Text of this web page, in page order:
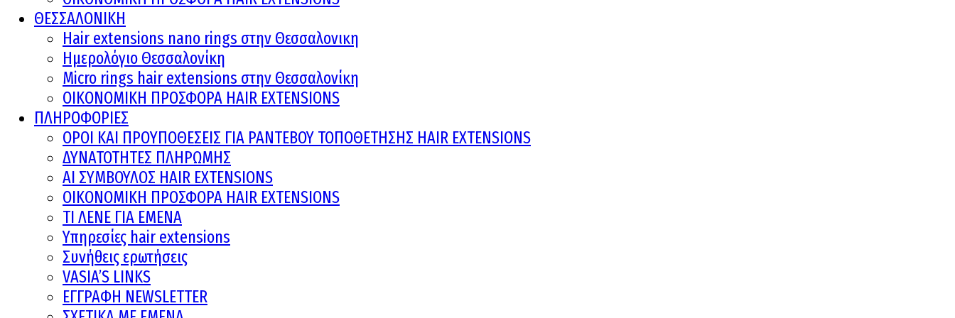
ΘΕΣΣΑΛΟΝΙΚΗ
Hair extensions nano rings στην Θεσσαλονικη
Ημερολόγιο Θεσσαλονίκη
Micro rings hair extensions στην Θεσσαλονίκη
ΟΙΚΟΝΟΜΙΚΗ ΠΡΟΣΦΟΡΑ HAIR EXTENSIONS
ΠΛΗΡΟΦΟΡΙΕΣ
ΟΡΟΙ ΚΑΙ ΠΡOΥΠΟΘΕΣΕΙΣ ΓΙΑ ΡΑΝΤΕΒΟΥ ΤΟΠΟΘΕΤΗΣΗΣ HAIR EXTENSIONS
ΔΥΝΑΤΟΤΗΤΕΣ ΠΛΗΡΩΜΗΣ
AI ΣΥΜΒΟΥΛΟΣ HAIR EXTENSIONS
ΟΙΚΟΝΟΜΙΚΗ ΠΡΟΣΦΟΡΑ HAIR EXTENSIONS
ΤΙ ΛΕΝΕ ΓΙΑ ΕΜΕΝΑ
Υπηρεσίες hair extensions
Συνήθεις ερωτήσεις
VASIA’S LINKS
ΕΓΓΡΑΦΗ NEWSLETTER